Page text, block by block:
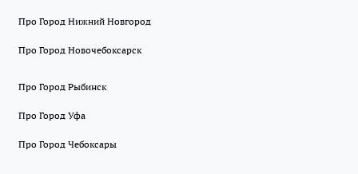
Про Город Нижний Новгород
Про Город Новочебоксарск
Про Город Рыбинск
Про Город Уфа
Про Город Чебоксары